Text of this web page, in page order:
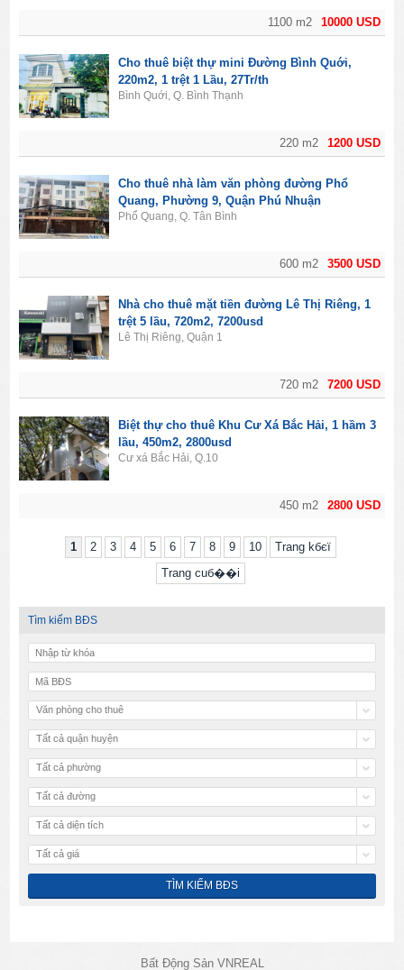
10000 USD
1100 m2
1200 USD
220 m2
Cho thuê biệt thự mini Đường Bình Quới,
220m2, 1 trệt 1 Lầu, 27Tr/th
Bình Quới, Q. Bình Thạnh
3500 USD
600 m2
Cho thuê nhà làm văn phòng đường Phổ
Quang, Phường 9, Quận Phú Nhuận
Phổ Quang, Q. Tân Bình
7200 USD
720 m2
Nhà cho thuê mặt tiền đường Lê Thị Riêng, 1
trệt 5 lầu, 720m2, 7200usd
Lê Thị Riêng, Quận 1
2800 USD
450 m2
Biệt thự cho thuê Khu Cư Xá Bắc Hải, 1 hầm 3
lầu, 450m2, 2800usd
Cư xá Bắc Hải, Q.10
1 2 3 4 5 6 7 8 9 10
Trang kбєї
Trang cuб��i
Tìm kiếm BĐS
Văn phòng cho thuê
Tất cả quận huyện
Tất cả phường
Tất cả đường
Tất cả diện tích
Tất cả giá
Bất Động Sản VNREAL